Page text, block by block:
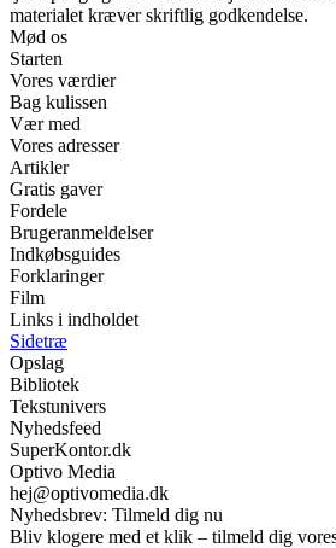
materialet kræver skriftlig godkendelse.
Mød os
Starten
Vores værdier
Bag kulissen
Vær med
Vores adresser
Artikler
Gratis gaver
Fordele
Brugeranmeldelser
Indkøbsguides
Forklaringer
Film
Links i indholdet
Sidetræ
Opslag
Bibliotek
Tekstunivers
Nyhedsfeed
SuperKontor.dk
Optivo Media
hej@optivomedia.dk
Nyhedsbrev: Tilmeld dig nu
Bliv klogere med et klik – tilmeld dig